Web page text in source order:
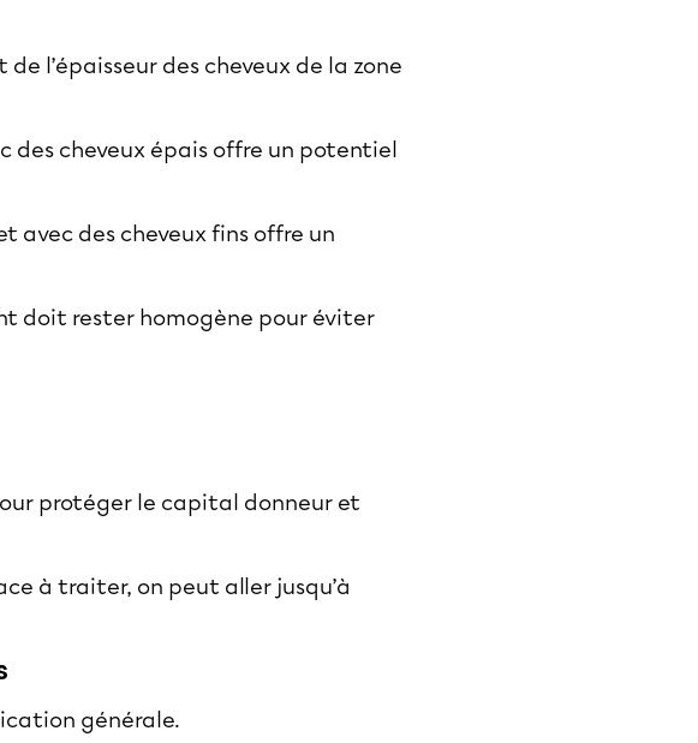
l’épaisseur des cheveux de la zone
des cheveux épais offre un potentiel
avec des cheveux fins offre un
doit rester homogène pour éviter
protéger le capital donneur et
à traiter, on peut aller jusqu’à
générale.